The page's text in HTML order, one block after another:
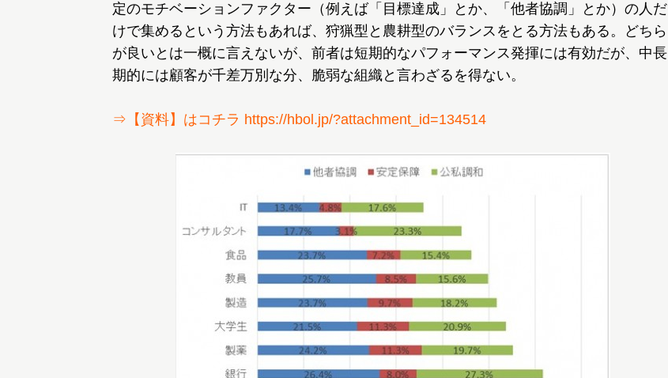
定のモチベーションファクター（例えば「目標達成」とか、「他者協調」とか）の人だ
けで集めるという方法もあれば、狩猟型と農耕型のバランスをとる方法もある。どちら
が良いとは一概に言えないが、前者は短期的なパフォーマンス発揮には有効だが、中長
期的には顧客が千差万別な分、脆弱な組織と言わざるを得ない。
⇒【資料】はコチラ https://hbol.jp/?attachment_id=134514